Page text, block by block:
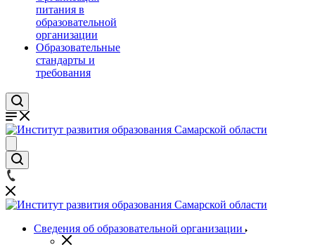
питания в
образовательной
организации
Образовательные
стандарты и
требования
Сведения об образовательной организации